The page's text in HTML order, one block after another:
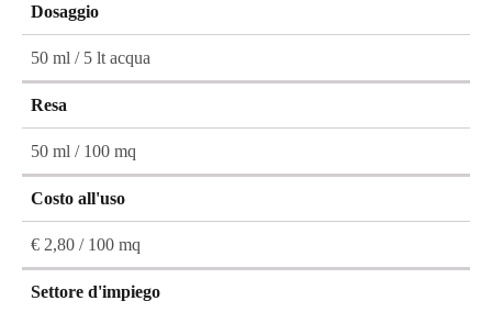
Dosaggio
50 ml / 5 lt acqua
Resa
50 ml / 100 mq
Costo all'uso
€ 2,80 / 100 mq
Settore d'impiego